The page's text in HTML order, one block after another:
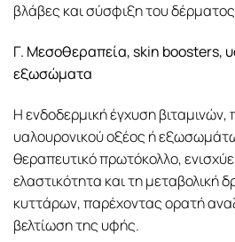
βλάβες και σύσφιξη του
Γ. Μεσοθεραπεία, skin boosters,
εξωσώματα
Η ενδοδερμική έγχυση βιταμινών,
υαλουρονικού οξέος ή
θεραπευτικό πρωτόκολλο,
ελαστικότητα και τη μεταβολική
κυττάρων, παρέχοντας ορατή
βελτίωση της υφής.